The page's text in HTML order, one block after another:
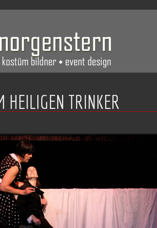
HEILIGEN TRINKER